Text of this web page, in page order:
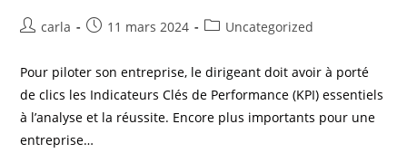
carla 11 mars 2024 Uncategorized
Pour piloter son entreprise, le dirigeant doit avoir à porté
de clics les Indicateurs Clés de Performance (KPI) essentiels
à l’analyse et la réussite. Encore plus importants pour une
entreprise…